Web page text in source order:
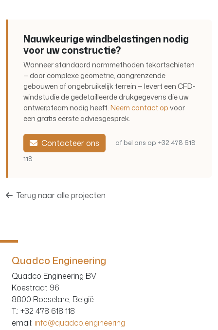
Nauwkeurige windbelastingen nodig
voor uw constructie?
Wanneer standaard normmethoden tekortschieten
— door complexe geometrie, aangrenzende
gebouwen of ongebruikelijk terrein — levert een CFD-
windstudie de gedetailleerde drukgegevens die uw
ontwerpteam nodig heeft.Neem contact opvoor
een gratis eerste adviesgesprek.
Contacteer ons
of bel ons op +32 478 618
118
Terug naar alle projecten
Quadco Engineering
Quadco Engineering BV
Koestraat 96
8800 Roeselare, België
T.: +32 478 618 118
email: info@quadco.engineering